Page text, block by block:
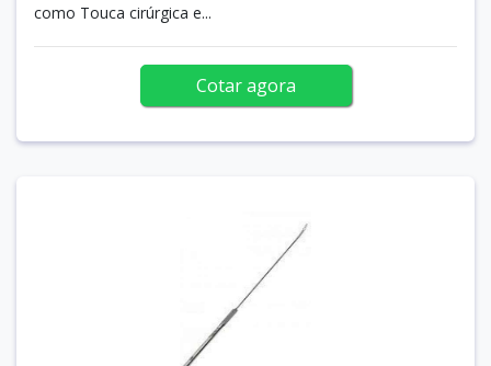
como Touca cirúrgica e...
Cotar agora